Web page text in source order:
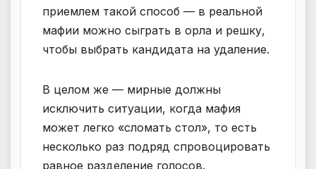
приемлем такой способ — в реальной
мафии можно сыграть в орла и решку,
чтобы выбрать кандидата на удаление.
В целом же — мирные должны
исключить ситуации, когда мафия
может легко «сломать стол», то есть
несколько раз подряд спровоцировать
равное разделение голосов.